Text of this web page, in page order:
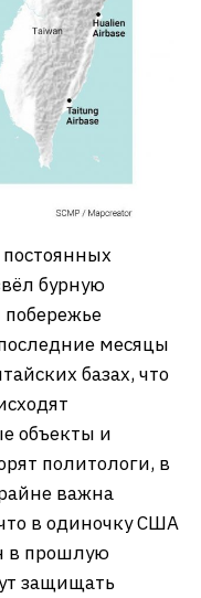
бурную
месяцы
базах, что
объекты и
политологи, в
важна
в одиночку США
в прошлую
защищать